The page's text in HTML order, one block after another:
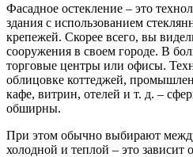
Фасадное остекление – это
здания с использованием
крепежей. Скорее всего, вы
сооружения в своем городе. В
торговые центры или офисы.
облицовке коттеджей,
кафе, витрин, отелей и т. д. –
обширны.
При этом обычно выбирают
холодной и теплой – это зависит